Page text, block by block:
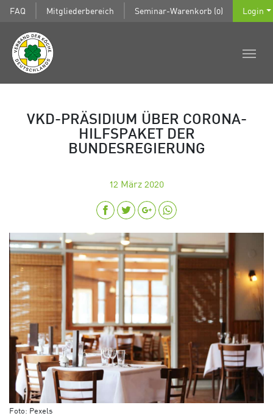
FAQ Mitgliederbereich Seminar-Warenkorb (0) Login
VKD-PRÄSIDIUM ÜBER CORONA-
HILFSPAKET DER
BUNDESREGIERUNG
12 März 2020
Foto: Pexels